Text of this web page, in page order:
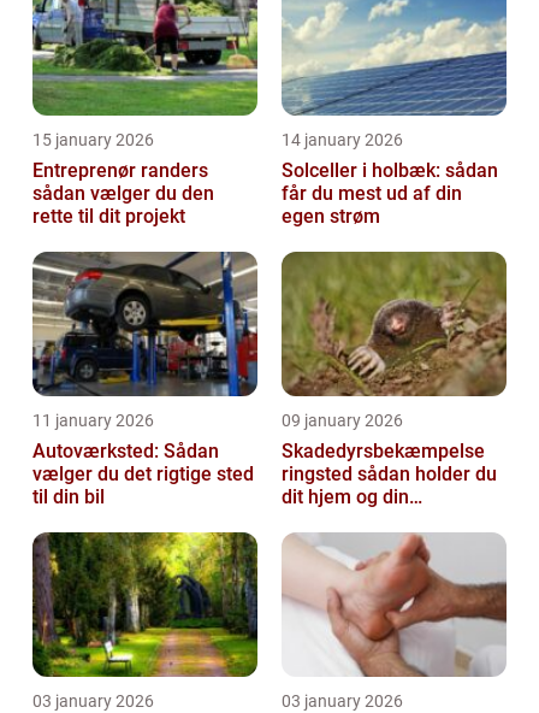
15 january 2026
Entreprenør randers
sådan vælger du den
rette til dit projekt
14 january 2026
Solceller i holbæk: sådan
får du mest ud af din
egen strøm
11 january 2026
Autoværksted: Sådan
vælger du det rigtige sted
til din bil
09 january 2026
Skadedyrsbekæmpelse
ringsted sådan holder du
dit hjem og din
gæster
03 january 2026 03 january 2026